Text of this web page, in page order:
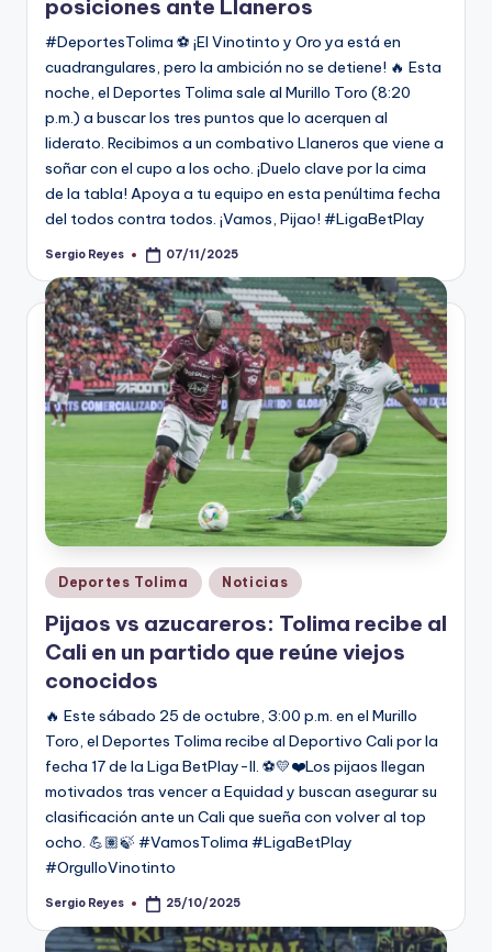
posiciones ante Llaneros
#DeportesTolima ⚽ ¡El Vinotinto y Oro ya está en
cuadrangulares, pero la ambición no se detiene! 🔥 Esta
noche, el Deportes Tolima sale al Murillo Toro (8:20
p.m.) a buscar los tres puntos que lo acerquen al
liderato. Recibimos a un combativo Llaneros que viene a
soñar con el cupo a los ocho. ¡Duelo clave por la cima
de la tabla! Apoya a tu equipo en esta penúltima fecha
del todos contra todos. ¡Vamos, Pijao! #LigaBetPlay
Publicado
Sergio Reyes 07/11/2025
Publicado
en
Deportes Tolima Noticias
Pijaos vs azucareros: Tolima recibe al
Cali en un partido que reúne viejos
conocidos
🔥 Este sábado 25 de octubre, 3:00 p.m. en el Murillo
Toro, el Deportes Tolima recibe al Deportivo Cali por la
fecha 17 de la Liga BetPlay-II. ⚽💛❤️Los pijaos llegan
motivados tras vencer a Equidad y buscan asegurar su
clasificación ante un Cali que sueña con volver al top
ocho. 💪🏽🍃 #VamosTolima #LigaBetPlay
#OrgulloVinotinto
Publicado
Sergio Reyes 25/10/2025